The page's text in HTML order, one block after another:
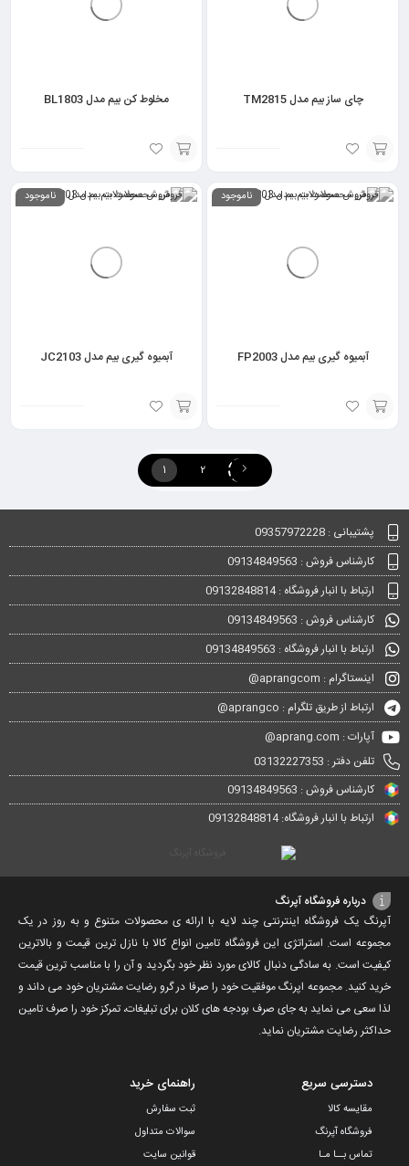
چای ساز بیم مدل TM2815
گزینه
مخلوط کن بیم مدل BL1803
گزینه
ناموجود
آبمیوه گیری بیم مدل FP2003
ناموجود
آبمیوه گیری بیم مدل JC2103
گزینه 1 2
پشتیبانی : 09357972228
کارشناس فروش : 09134849563
ارتباط با انبار فروشگاه : 09132848814
کارشناس فروش : 09134849563
ارتباط با انبار فروشگاه : 09134849563
اینستاگرام : aprangcom@
ارتباط از طریق تلگرام : aprangco@
آپارات : aprang.com@
تلفن دفتر : 03132227353
کارشناس فروش : 09134849563
ارتباط با انبار فروشگاه: 09132848814
درباره فروشگاه آپرنگ
آپرنگ یک فروشگاه اینترنتی چند لایه با ارائه ی محصولات متنوع و به روز در یک
مجموعه است. استراتژی این فروشگاه تامین انواع کالا با نازل ترین قیمت و بالاترین
کیفیت است. به سادگی دنبال کالای مورد نظر خود بگردید و آن را با مناسب ترین قیمت
خرید کنید. مجموعه اپرنگ موفقیت خود را صرفا در گرو رضایت مشتریان خود می داند و
لذا سعی می نماید به جای صرف بودجه های کلان برای تبلیغات، تمرکز خود را صرف تامین
حداکثر رضایت مشتریان نماید‌.
دسترسی سریع
مقایسه کالا
فروشگاه آپرنگ
تماس بــا مـا
راهنمای خرید
ثبت سفارش
سوالات متداول
قوانین سایت